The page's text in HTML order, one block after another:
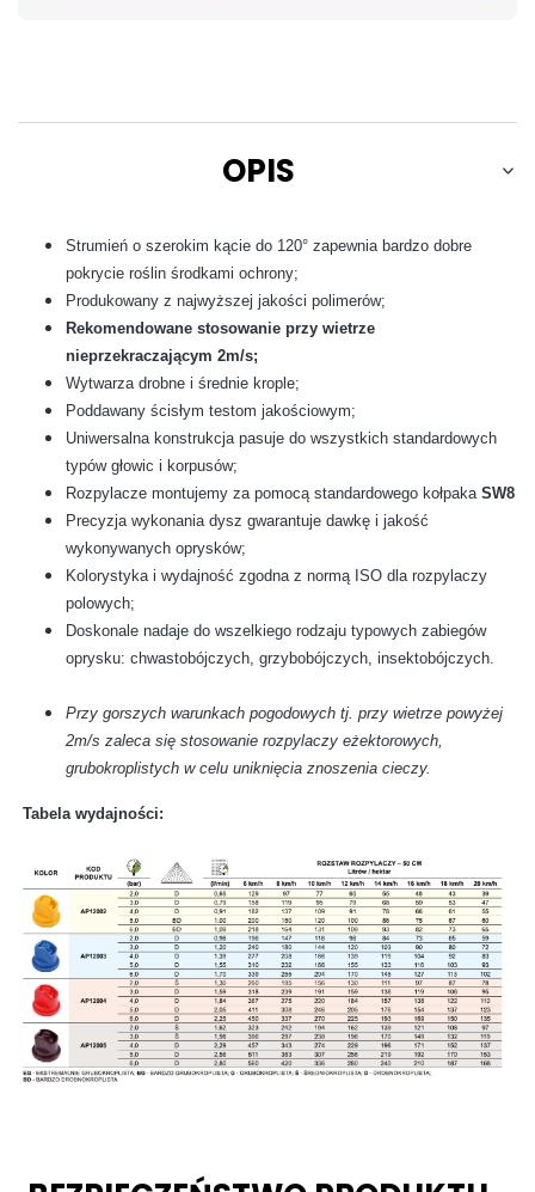
OPIS
Strumień o szerokim kącie do 120° zapewnia bardzo dobre
pokrycie roślin środkami ochrony;
Produkowany z najwyższej jakości polimerów;
Rekomendowane stosowanie przy wietrze
nieprzekraczającym 2m/s;
Wytwarza drobne i średnie krople;
Poddawany ścisłym testom jakościowym;
Uniwersalna konstrukcja pasuje do wszystkich standardowych
typów głowic i korpusów;
Rozpylacze montujemy za pomocą standardowego kołpaka SW8
Precyzja wykonania dysz gwarantuje dawkę i jakość
wykonywanych oprysków;
Kolorystyka i wydajność zgodna z normą ISO dla rozpylaczy
polowych;
Doskonale nadaje do wszelkiego rodzaju typowych zabiegów
oprysku: chwastobójczych, grzybobójczych, insektobójczych.
Przy gorszych warunkach pogodowych tj. przy wietrze powyżej
2m/s zaleca się stosowanie rozpylaczy eżektorowych,
grubokroplistych w celu uniknięcia znoszenia cieczy.
Tabela wydajności: